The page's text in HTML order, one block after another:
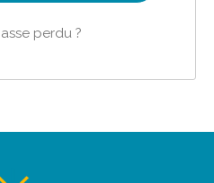
perdu ?